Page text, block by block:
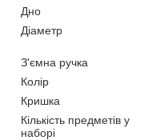
Дно
Діаметр
З'ємна ручка
Колір
Кришка
Кількість предметів у
наборі